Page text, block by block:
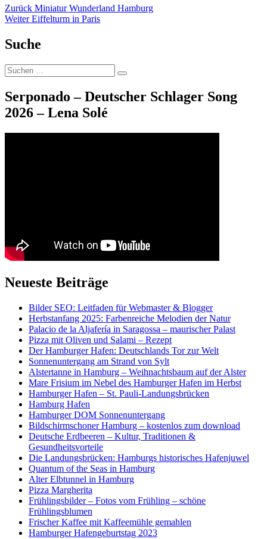
Beitragsnavigation
Zurück Vorheriger
Beitrag:
Miniatur Wunderland Hamburg
Weiter Nächster
Eiffelturm in Paris
Suche
Suche
nach:
Suchen
Serponado – Deutscher Schlager Song
2026 – Lena Solé
Neueste Beiträge
Bilder SEO: Leitfaden für Webmaster & Blogger
Herbstanfang 2025: Farbenreiche Melodien der Natur
Palacio de la Aljafería in Saragossa – maurischer Palast
Pizza mit Oliven und Salami – Rezept
Der Hamburger Hafen: Deutschlands Tor zur Welt
Sonnenuntergang am Strand von Sylt
Alstertanne in Hamburg – Weihnachtsbaum auf der Alster
Mare Frisium im Nebel des Hamburger Hafen im Herbst
Hamburger Hafen – St. Pauli-Landungsbrücken
Hamburg Hafen
Hamburger DOM Sonnenuntergang
Bildschirmschoner Hamburg – kostenlos zum download
Deutsche Erdbeeren – Kultur, Traditionen &
Gesundheitsvorteile
Die Landungsbrücken: Hamburgs historisches Hafenjuwel
Quantum of the Seas in Hamburg
Alter Elbtunnel in Hamburg
Pizza Margherita
Frühlingsbilder – Fotos vom Frühling – schöne
Frühlingsblumen
Frischer Kaffee mit Kaffeemühle gemahlen
Hamburger Hafengeburtstag 2023